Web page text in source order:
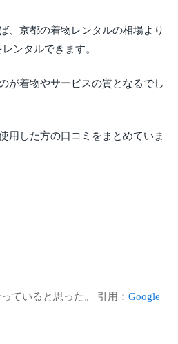
、京都の着物レンタルの相場より
ンタルできます。
が着物やサービスの質となるでし
用した方の口コミをまとめていま
ていると思った。 引用： Google